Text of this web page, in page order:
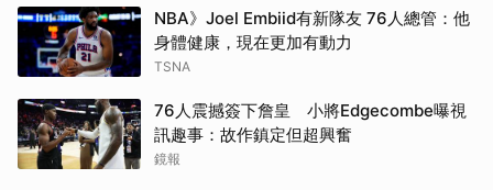
NBA》Joel Embiid有新隊友 76人總管：他
身體健康，現在更加有動力
TSNA
76人震撼簽下詹皇 小將Edgecombe曝視
訊趣事：故作鎮定但超興奮
鏡報